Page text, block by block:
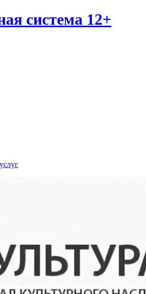
система 12+